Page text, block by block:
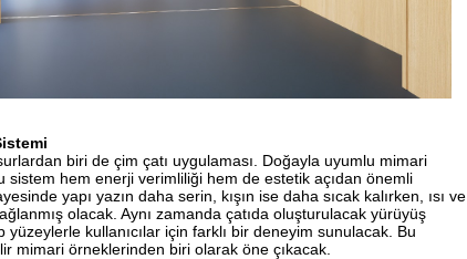
biri de çim çatı uygulaması. Doğayla uyumlu mimari
sistem hem enerji verimliliği hem de estetik açıdan önemli
yapı yazın daha serin, kışın ise daha sıcak kalırken, ısı ve
olacak. Aynı zamanda çatıda oluşturulacak yürüyüş
kullanıcılar için farklı bir deneyim sunulacak. Bu
mimari örneklerinden biri olarak öne çıkacak.